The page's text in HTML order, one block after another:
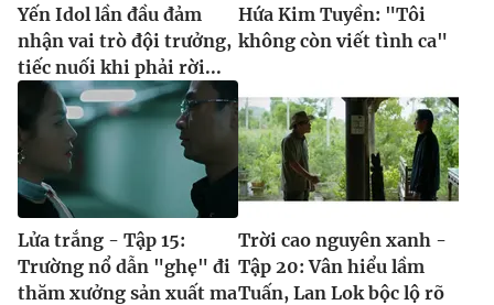
Yến Idol lần đầu đảm
nhận vai trò đội trưởng,
tiếc nuối khi phải rời...
Hứa Kim Tuyền: "Tôi
không còn viết tình ca"
Lửa trắng - Tập 15:
Trường nổ dẫn "ghẹ" đi
thăm xưởng sản xuất ma
Trời cao nguyên xanh -
Tập 20: Vân hiểu lầm
Tuấn, Lan Lok bộc lộ rõ